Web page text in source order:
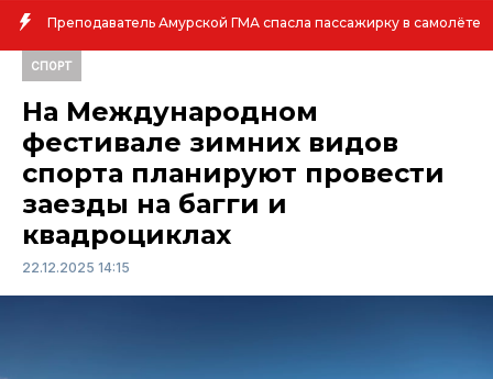
Преподаватель Амурской ГМА спасла пассажирку в самолёте
СПОРТ
На Международном
фестивале зимних видов
спорта планируют провести
заезды на багги и
квадроциклах
22.12.2025 14:15